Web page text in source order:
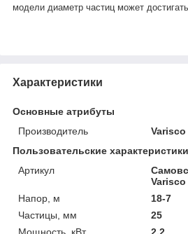
модели диаметр частиц может
Характеристики
Основные атрибуты
Производитель
Varisco
Пользовательские характеристики
Артикул
Varisco
Напор, м
18-7
Частицы, мм
25
Мощность, кВт
2.2